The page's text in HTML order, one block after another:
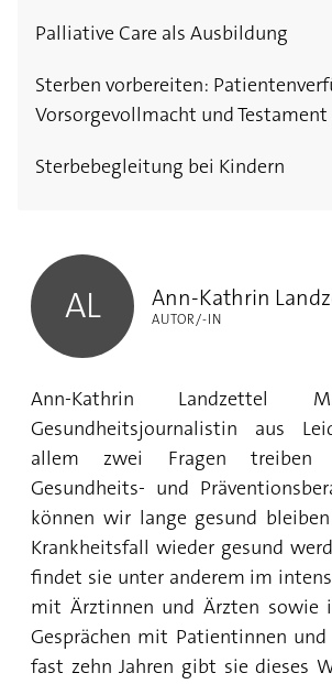
Palliative Care als Ausbildung
Sterben vorbereiten:
Vorsorgevollmacht und Testament
Sterbebegleitung bei Kindern
AL Ann-Kathrin
AUTOR/-IN
Ann-Kathrin
Gesundheitsjournalistin aus
allem zwei Fragen treiben
Gesundheits- und
können wir lange gesund
Krankheitsfall wieder gesund
findet sie unter anderem im
mit Ärztinnen und Ärzten sowie
Gesprächen mit Patientinnen
fast zehn Jahren gibt sie dieses